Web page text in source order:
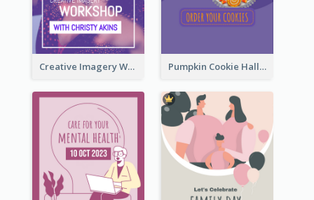
Creative Imagery Workshop Instagram Stories Pumpkin Cookie Halloween Promote Instagram Story